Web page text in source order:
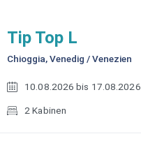
Tip Top L
Chioggia, Venedig / Venezien
10.08.2026 bis 17.08.2026
2 Kabinen